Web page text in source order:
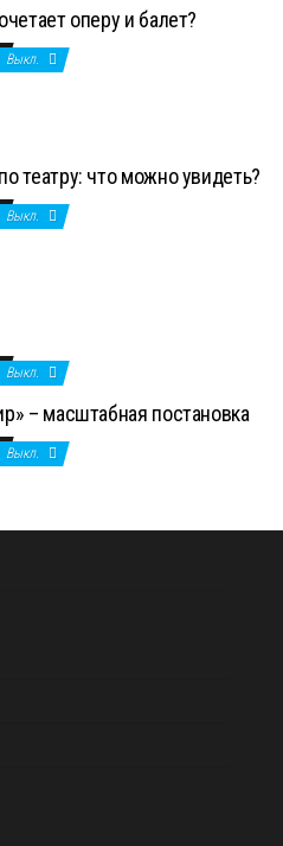
оперу и балет?
Выкл.
театру: что можно увидеть?
Выкл.
Выкл.
– масштабная постановка
Выкл.